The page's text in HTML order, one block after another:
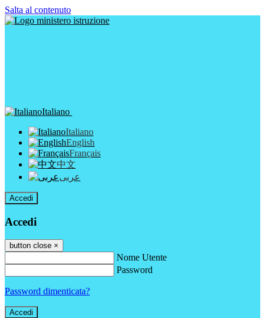
Salta al contenuto
Italiano
Italiano
English
Français
中文
عربى
Accedi
Accedi
button close ×
Nome Utente
Password
Password dimenticata?